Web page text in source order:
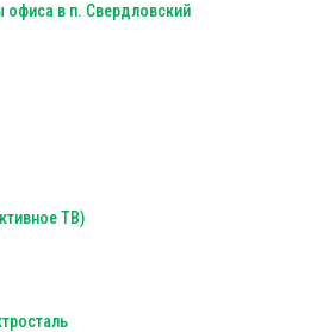
в п. Свердловский
ТВ)